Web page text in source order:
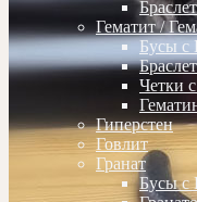
Гематит /
Бусы с
Четки
Гиперстен
Говлит
Гранат
Бусы с